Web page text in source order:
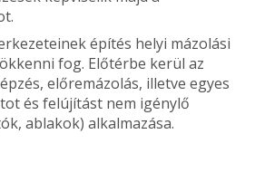
építés helyi mázolási
fog. Előtérbe kerül az
előremázolás, il­letve egyes
és felújítást nem igénylő
ablakok) alkalmazása.